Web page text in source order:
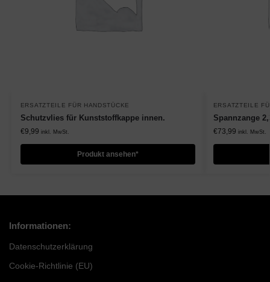
ERSATZTEILE FÜR HANDSTÜCKE
Schutzvlies für Kunststoffkappe innen.
€9,99 inkl. MwSt.
Produkt ansehen*
ERSATZTEILE
Spannzange
€73,99 inkl. MwSt.
Informationen:
Datenschutzerklärung
Cookie-Richtlinie (EU)